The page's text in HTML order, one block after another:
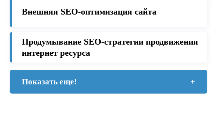
Внешняя SEO-оптимизация сайта
Продумывание SEO-стратегии продвижения
интернет ресурса
Показать еще! +